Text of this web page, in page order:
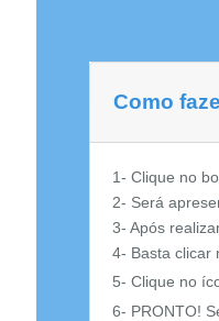
Como
1- Clique no
2- Será
3- Após
4- Basta clicar
5- Clique no
6- PRONTO!